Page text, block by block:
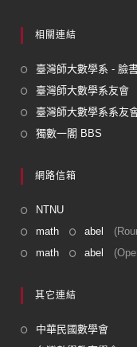
相關連結
臺灣師大數學系 - 臉
臺灣師大數學系友會
臺灣師大數學系系友
獨數一閣 BBS
網路信箱
NTNU
math
abel
math
abel
其它連結
中華民國數學會